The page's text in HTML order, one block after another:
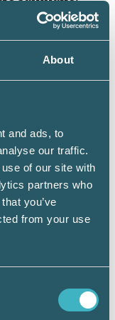
About
and ads, to
our traffic.
of our site with
partners who
you’ve
from your use
trots de
möjlighet
handlar om
hot utan
där
samtal och
inte bara en
vad vi går